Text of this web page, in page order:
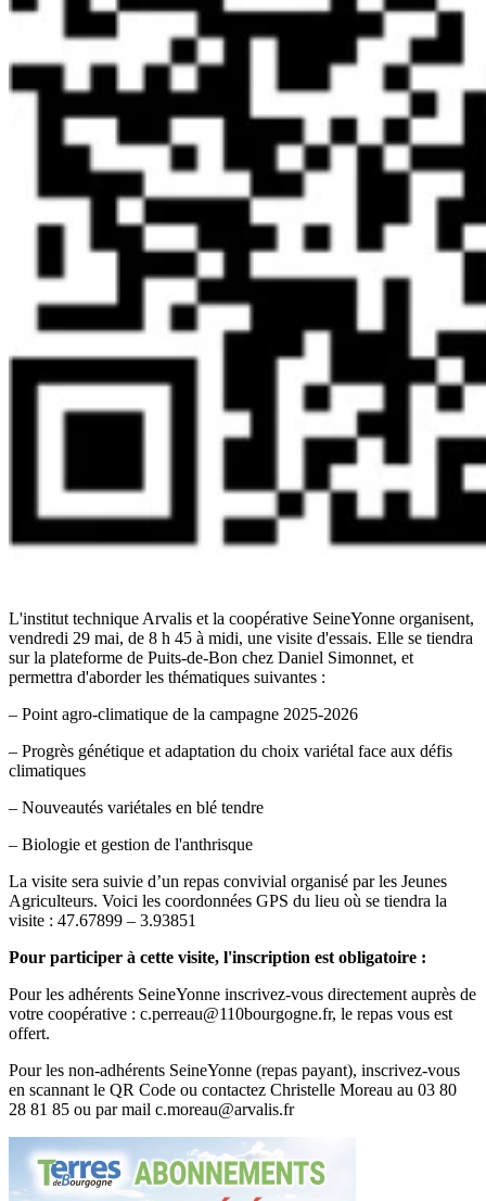
L'institut technique Arvalis et la coopérative SeineYonne organisent,
vendredi 29 mai, de 8 h 45 à midi, une visite d'essais. Elle se tiendra
sur la plateforme de Puits-de-Bon chez Daniel Simonnet, et
permettra d'aborder les thématiques suivantes :
– Point agro-climatique de la campagne 2025-2026
– Progrès génétique et adaptation du choix variétal face aux défis
climatiques
– Nouveautés variétales en blé tendre
– Biologie et gestion de l'anthrisque
La visite sera suivie d’un repas convivial organisé par les Jeunes
Agriculteurs. Voici les coordonnées GPS du lieu où se tiendra la
visite : 47.67899 – 3.93851
Pour participer à cette visite, l'inscription est obligatoire :
Pour les adhérents SeineYonne inscrivez-vous directement auprès de
votre coopérative : c.perreau@110bourgogne.fr, le repas vous est
offert.
Pour les non-adhérents SeineYonne (repas payant), inscrivez-vous
en scannant le QR Code ou contactez Christelle Moreau au 03 80
28 81 85 ou par mail c.moreau@arvalis.fr